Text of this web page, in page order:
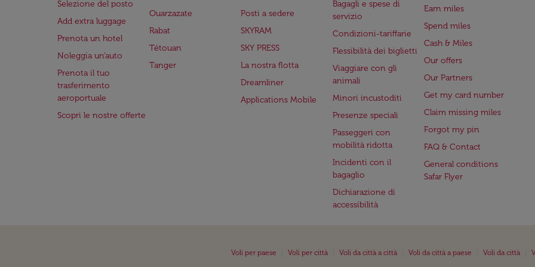
Selezione del posto
Add extra luggage
Prenota un hotel
Noleggia un'auto
Prenota il tuo
trasferimento
aeroportuale
Scopri le nostre offerte
Ouarzazate
Rabat
Tétouan
Tanger
Posti a sedere
SKYRAM
SKY PRESS
La nostra flotta
Dreamliner
Applications Mobile
Bagagli e spese di
servizio
Condizioni-tariffarie
Flessibilità dei biglietti
Viaggiare con gli
animali
Minori incustoditi
Presenze speciali
Passeggeri con
mobilità ridotta
Incidenti con il
bagaglio
Dichiarazione di
accessibilità
Earn miles
Spend miles
Cash & Miles
Our offers
Our Partners
Get my card number
Claim missing miles
Forgot my pin
FAQ & Contact
General conditions
Safar Flyer
Voli per paese Voli per città Voli da città a città Voli da città a paese Voli da città